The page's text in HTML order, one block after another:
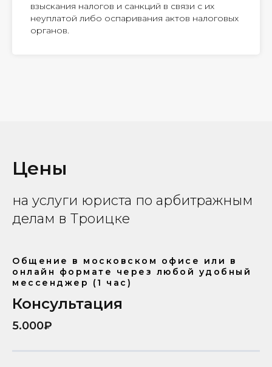
взыскания налогов и санкций в связи с их
неуплатой либо оспаривания актов налоговых
органов.
Цены
на услуги юриста по арбитражным
делам в Троицке
Общение в московском офисе или в
онлайн формате через любой удобный
мессенджер (1 час)
Консультация
5.000₽